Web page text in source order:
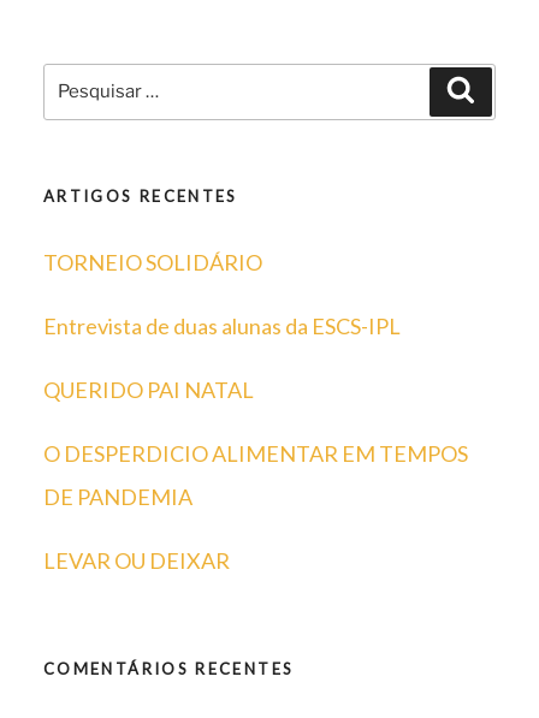
Pesquisar
por:
ARTIGOS RECENTES
TORNEIO SOLIDÁRIO
Entrevista de duas alunas da ESCS-IPL
QUERIDO PAI NATAL
O DESPERDICIO ALIMENTAR EM TEMPOS
DE PANDEMIA
LEVAR OU DEIXAR
COMENTÁRIOS RECENTES